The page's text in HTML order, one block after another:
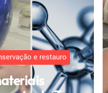
e restauro